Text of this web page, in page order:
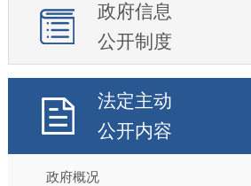
政府信息
公开制度
法定主动
公开内容
政府概况